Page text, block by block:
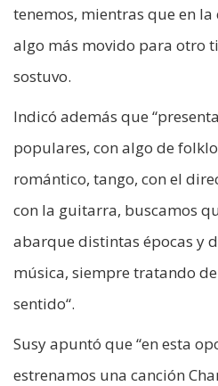
tenemos, mientras que en
algo más movido para otro
sostuvo.
Indicó además que
populares, con algo de
romántico, tango, con el
con la guitarra, buscamos
abarque distintas épocas y
música, siempre tratando
sentido“.
Susy apuntó que “en esta
estrenamos una canción